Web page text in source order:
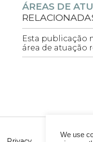
ÁREAS DE
Esta publicação
área de atuação
We use